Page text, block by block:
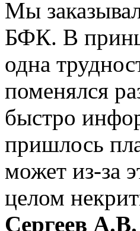
Мы
БФК. В
одна
поменялся
быстро
пришлось
может из-за
целом
Сергеев А.В.